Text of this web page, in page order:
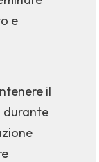
e
il
durante